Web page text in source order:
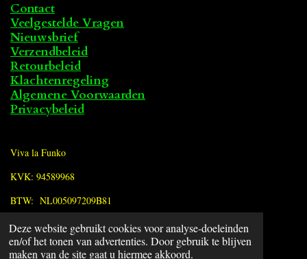
Deze website gebruikt cookies voor analyse-doeleinden
en/of het tonen van advertenties. Door gebruik te blijven
maken van de site gaat u hiermee akkoord.
Contact
Veelgestelde Vragen
Nieuwsbrief
Verzendbeleid
Retourbeleid
Klachtenregeling
Algemene Voorwaarden
Privacybeleid
Viva la Funko
KVK: 94589968
BTW: NL005097209B81
F
a
© 2022 - 2026 Viva la Funko